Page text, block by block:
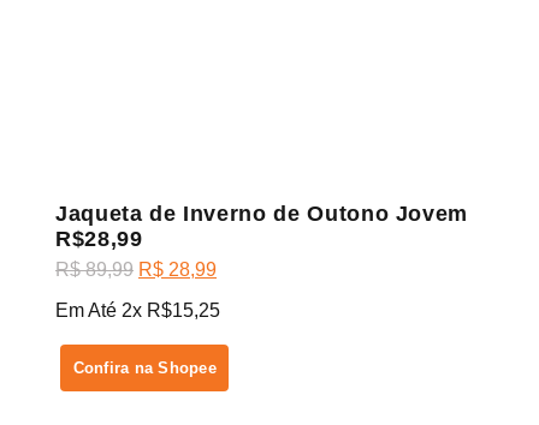
Jaqueta de Inverno de Outono Jovem
R$28,99
R$89,99 O
preço
original
R$ 89,99.
R$ 28,99O
é:
R$ 28,99.
Em Até 2x R$15,25
Confira na Shopee